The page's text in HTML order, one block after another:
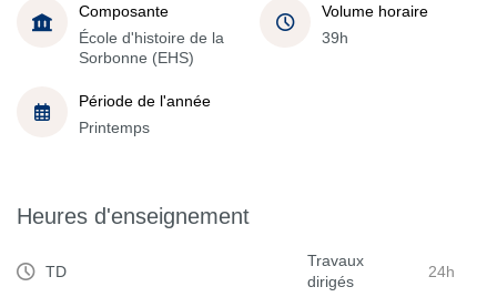
Composante
École d'histoire de la
Sorbonne (EHS)
Volume horaire
39h
Période de l'année
Printemps
Heures d'enseignement
TD
Travaux
dirigés
24h